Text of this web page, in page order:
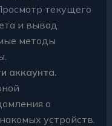
текущего
и вывод
методы
аккаунта.
о
устройств.